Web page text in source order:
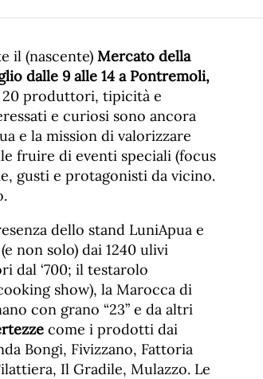
il (nascente) Mercato della
dalle 9 alle 14 a Pontremoli,
produttori, tipicità e
e curiosi sono ancora
e la mission di valorizzare
fruire di eventi speciali (focus
gusti e protagonisti da vicino.
dello stand LuniApua e
non solo) dai 1240 ulivi
dal ‘700; il testarolo
show), la Marocca di
con grano “23” e da altri
come i prodotti dai
Bongi, Fivizzano, Fattoria
Il Gradile, Mulazzo. Le